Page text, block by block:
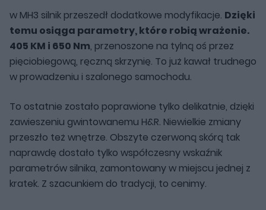
w MH3 silnik przeszedł dodatkowe modyfikacje. Dzięki
temu osiąga parametry, które robią wrażenie.
405 KM i 650 Nm, przenoszone na tylną oś przez
pięciobiegową, ręczną skrzynię. To już kawał trudnego
w prowadzeniu i szalonego samochodu.
To ostatnie zostało poprawione tylko delikatnie, dzięki
zawieszeniu gwintowanemu H&R. Niewielkie zmiany
przeszło też wnętrze. Obszyte czerwoną skórą tak
naprawdę dostało tylko współczesny wskaźnik
parametrów silnika, zamontowany w miejscu jednej z
kratek. Z szacunkiem do tradycji, to cenimy.